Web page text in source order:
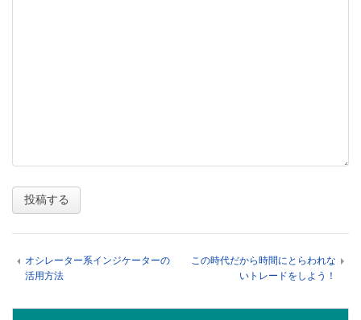
オシレーター系インジケーターの
活用方法
この時代だから時間にとらわれな
いトレードをしよう！